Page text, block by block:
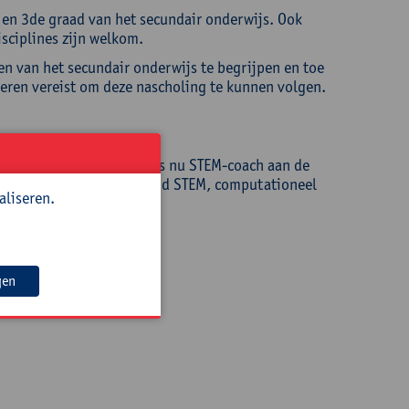
3de graad van het secundair onderwijs. Ook
zijn welkom.
van het secundair onderwijs te begrijpen en toe
vereist om deze nascholing te kunnen volgen.
als leerkracht, maar is nu STEM-coach aan de
voor Dwengo vzw rond STEM, computationeel